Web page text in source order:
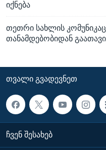
იქნება
თეთრი სახლის
თანამდებობიდან
ᲗᲕᲐᲚᲘ ᲒᲕᲐᲓᲔᲕᲜᲔᲗ
ᲩᲕᲔᲜ ᲨᲔᲡᲐᲮᲔᲑ